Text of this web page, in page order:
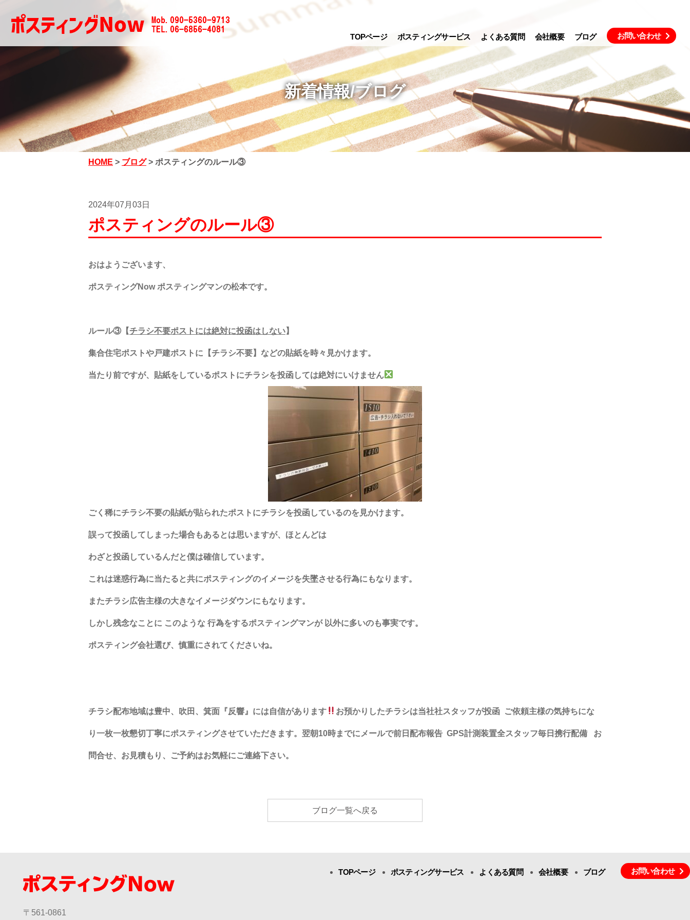
TOPページ ポスティングサービス よくある質問 会社概要 ブログ お問い合わせ
新着情報/ブログ
HOME > ブログ> ポスティングのルール③
2024年07月03日
ポスティングのルール③
おはようございます、
ポスティングNow ポスティングマンの松本です。
ルール③【チラシ不要ポストには絶対に投函はしない】
集合住宅ポストや戸建ポストに【チラシ不要】などの貼紙を時々見かけます。
当たり前ですが、貼紙をしているポストにチラシを投函しては絶対にいけません
ごく稀にチラシ不要の貼紙が貼られたポストにチラシを投函しているのを見かけます。
誤って投函してしまった場合もあるとは思いますが、ほとんどは
わざと投函しているんだと僕は確信しています。
これは迷惑行為に当たると共にポスティングのイメージを失墜させる行為にもなります。
またチラシ広告主様の大きなイメージダウンにもなります。
しかし残念なことに このような 行為をするポスティングマンが 以外に多いのも事実です。
ポスティング会社選び、慎重にされてくださいね。
チラシ配布地域は豊中、吹田、箕面『反響』には自信があります お預かりしたチラシは当社社スタッフが投函 ご依頼主様の気持ちにな
り一枚一枚懇切丁寧にポスティングさせていただきます。 翌朝10時までにメールで前日配布報告 GPS計測装置全スタッフ毎日携行配備 お
問合せ、お見積もり、ご予約はお気軽にご連絡下さい。
ブログ一覧へ戻る
〒561-0861
TOPページ ポスティングサービス よくある質問 会社概要 ブログ お問い合わせ